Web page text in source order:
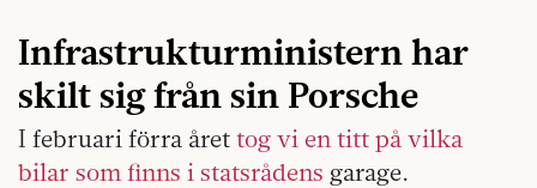
Infrastrukturministern har
skilt sig från sin Porsche
I februari förra året tog vi en titt på vilka
bilar som finns i statsrådens garage.